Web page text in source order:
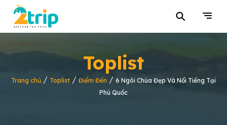
⚲
Toplist
Trang chủ / Toplist / Điểm Đến / 6 Ngôi Chùa Đẹp Và Nổi Tiếng Tại
Phú Quốc